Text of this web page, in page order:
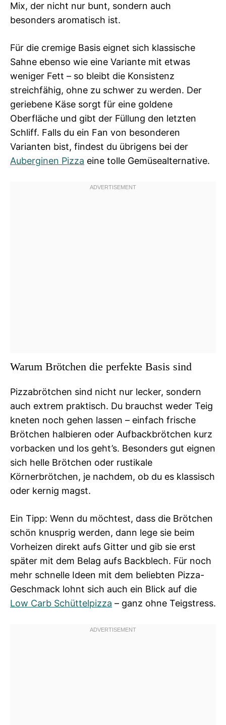
Mix, der nicht nur bunt, sondern auch
besonders aromatisch ist.
Für die cremige Basis eignet sich klassische
Sahne ebenso wie eine Variante mit etwas
weniger Fett – so bleibt die Konsistenz
streichfähig, ohne zu schwer zu werden. Der
geriebene Käse sorgt für eine goldene
Oberfläche und gibt der Füllung den letzten
Schliff. Falls du ein Fan von besonderen
Varianten bist, findest du übrigens bei der
Auberginen Pizza eine tolle Gemüsealternative.
Warum Brötchen die perfekte Basis sind
Pizzabrötchen sind nicht nur lecker, sondern
auch extrem praktisch. Du brauchst weder Teig
kneten noch gehen lassen – einfach frische
Brötchen halbieren oder Aufbackbrötchen kurz
vorbacken und los geht’s. Besonders gut eignen
sich helle Brötchen oder rustikale
Körnerbrötchen, je nachdem, ob du es klassisch
oder kernig magst.
Ein Tipp: Wenn du möchtest, dass die Brötchen
schön knusprig werden, dann lege sie beim
Vorheizen direkt aufs Gitter und gib sie erst
später mit dem Belag aufs Backblech. Für noch
mehr schnelle Ideen mit dem beliebten Pizza-
Geschmack lohnt sich auch ein Blick auf die
Low Carb Schüttelpizza – ganz ohne Teigstress.